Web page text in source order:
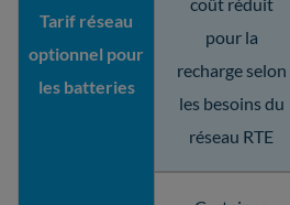
Tarif réseau
optionnel pour
les batteries
pour la
recharge selon
les besoins du
réseau RTE